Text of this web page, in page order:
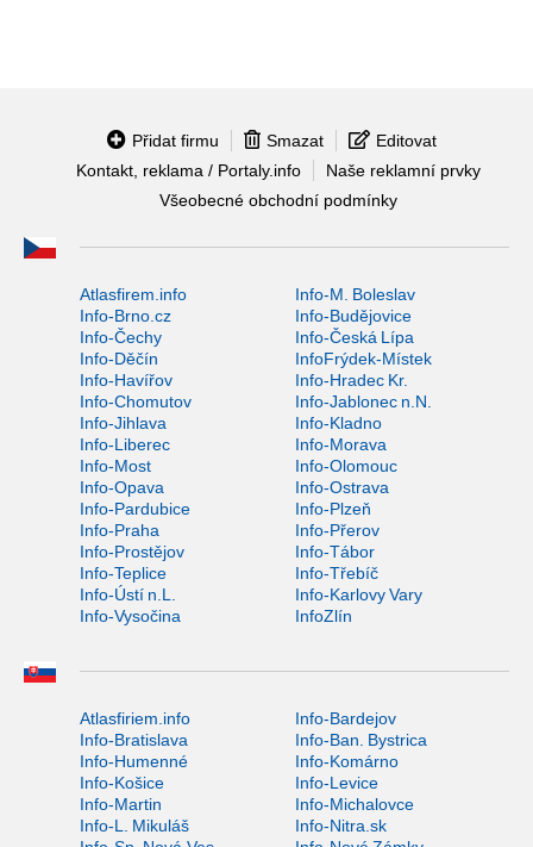
Přidat firmu Smazat
Editovat
Kontakt, reklama / Portaly.info
Naše reklamní prvky
Všeobecné obchodní podmínky
Atlasfirem.info
Info-M. Boleslav
Info-Brno.cz
Info-Budějovice
Info-Čechy
Info-Česká Lípa
Info-Děčín
InfoFrýdek-Místek
Info-Havířov
Info-Hradec Kr.
Info-Chomutov
Info-Jablonec n.N.
Info-Jihlava
Info-Kladno
Info-Liberec
Info-Morava
Info-Most
Info-Olomouc
Info-Opava
Info-Ostrava
Info-Pardubice
Info-Plzeň
Info-Praha
Info-Přerov
Info-Prostějov
Info-Tábor
Info-Teplice
Info-Třebíč
Info-Ústí n.L.
Info-Karlovy Vary
Info-Vysočina
InfoZlín
Atlasfiriem.info
Info-Bardejov
Info-Bratislava
Info-Ban. Bystrica
Info-Humenné
Info-Komárno
Info-Košice
Info-Levice
Info-Martin
Info-Michalovce
Info-L. Mikuláš
Info-Nitra.sk